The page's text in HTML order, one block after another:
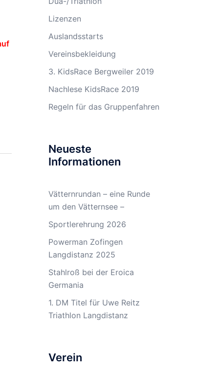
Lizenzen
Auslandsstarts
Vereinsbekleidung
3. KidsRace Bergweiler 2019
Nachlese KidsRace 2019
Regeln für das Gruppenfahren
Neueste
Informationen
Vätternrundan – eine Runde
um den Vätternsee –
Sportlerehrung 2026
Powerman Zofingen
Langdistanz 2025
Stahlroß bei der Eroica
Germania
1. DM Titel für Uwe Reitz
Triathlon Langdistanz
Verein